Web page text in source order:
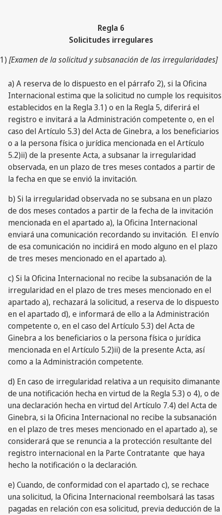
Regla 6
Solicitudes irregulares
1) [Examen de la solicitud y subsanación de las irregularidades]
a) A reserva de lo dispuesto en el párrafo 2), si la Oficina
Internacional estima que la solicitud no cumple los requisitos
establecidos en la Regla 3.1) o en la Regla 5, diferirá el
registro e invitará a la Administración competente o, en el
caso del Artículo 5.3) del Acta de Ginebra, a los beneficiarios
o a la persona física o jurídica mencionada en el Artículo
5.2)ii) de la presente Acta, a subsanar la irregularidad
observada, en un plazo de tres meses contados a partir de
la fecha en que se envió la invitación.
b) Si la irregularidad observada no se subsana en un plazo
de dos meses contados a partir de la fecha de la invitación
mencionada en el apartado a), la Oficina Internacional
enviará una comunicación recordando su invitación. El envío
de esa comunicación no incidirá en modo alguno en el plazo
de tres meses mencionado en el apartado a).
c) Si la Oficina Internacional no recibe la subsanación de la
irregularidad en el plazo de tres meses mencionado en el
apartado a), rechazará la solicitud, a reserva de lo dispuesto
en el apartado d), e informará de ello a la Administración
competente o, en el caso del Artículo 5.3) del Acta de
Ginebra a los beneficiarios o la persona física o jurídica
mencionada en el Artículo 5.2)ii) de la presente Acta, así
como a la Administración competente.
d) En caso de irregularidad relativa a un requisito dimanante
de una notificación hecha en virtud de la Regla 5.3) o 4), o de
una declaración hecha en virtud del Artículo 7.4) del Acta de
Ginebra, si la Oficina Internacional no recibe la subsanación
en el plazo de tres meses mencionado en el apartado a), se
considerará que se renuncia a la protección resultante del
registro internacional en la Parte Contratante que haya
hecho la notificación o la declaración.
e) Cuando, de conformidad con el apartado c), se rechace
una solicitud, la Oficina Internacional reembolsará las tasas
pagadas en relación con esa solicitud, previa deducción de la